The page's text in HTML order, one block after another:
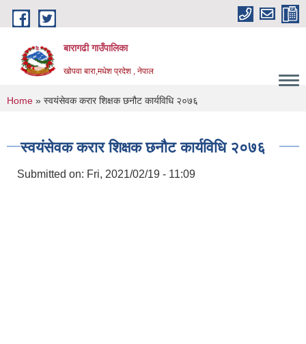
Skip to main content
बारागढी गाउँपालिका
खोपवा बारा,मधेश प्रदेश , नेपाल
You are here
Home » स्वयंसेवक करार शिक्षक छनौट कार्यविधि २०७६
स्वयंसेवक करार शिक्षक छनौट कार्यविधि २०७६
Submitted on: Fri, 2021/02/19 - 11:09